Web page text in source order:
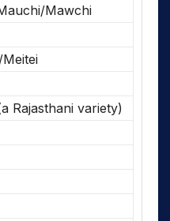
Mawchi
Rajasthani variety)